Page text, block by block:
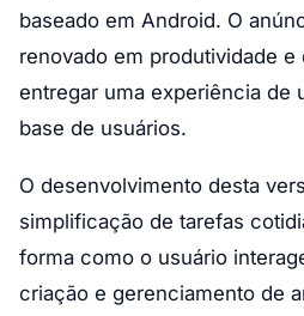
baseado em Android. O
renovado em produtividade
entregar uma experiência de
base de usuários.
O desenvolvimento desta
simplificação de tarefas
forma como o usuário
criação e gerenciamento de